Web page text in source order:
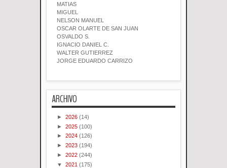
MATIAS
MIGUEL
NELSON MANUEL
OSCAR OLARTE DE SAN JUAN
OSVALDO S.
IGNACIO DANIEL C.
WALTER GUTIERREZ
JORGE EDUARDO CARRIZO
ARCHIVO
► 2026 (14)
► 2025 (100)
► 2024 (126)
► 2023 (194)
► 2022 (244)
▼ 2021 (175)